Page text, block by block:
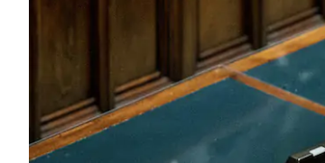
Mondiali calcio
PODCAST